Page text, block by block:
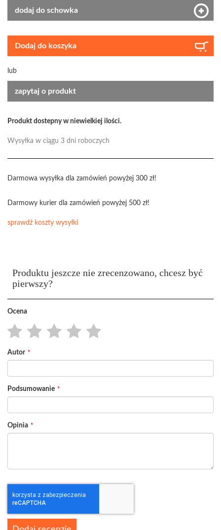
dodaj do schowka
Dodaj do koszyka
lub
zapytaj o produkt
Produkt dostepny w niewielkiej ilości.
Wysyłka w ciągu 3 dni roboczych
Darmowa wysyłka dla zamówień powyżej 300 zł!
Darmowy kurier dla zamówień powyżej 500 zł!
sprawdź koszty wysyłki
Produktu jeszcze nie zrecenzowano, chcesz być
pierwszy?
Ocena
star
stars
stars
stars
stars
Autor
Podsumowanie
Opinia